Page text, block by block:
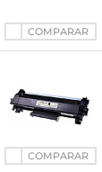
COMPARAR
COMPARAR